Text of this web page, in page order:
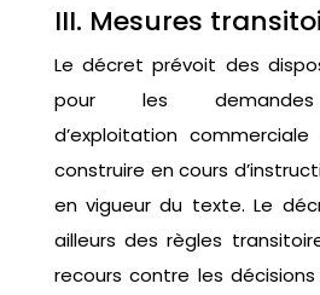
III. Mesures
Le décret prévoit des
pour les demandes
d’exploitation
construire en cours
en vigueur du texte. Le
ailleurs des règles
recours contre les